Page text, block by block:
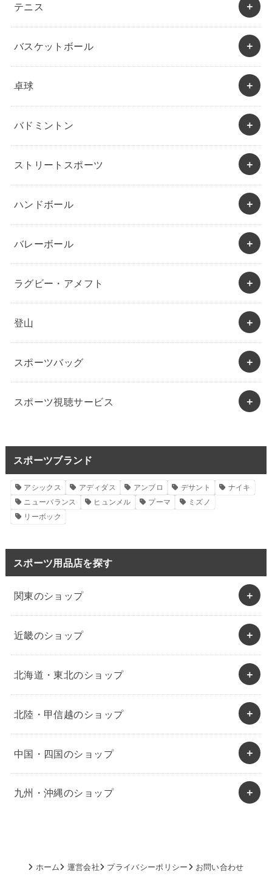
テニス
バスケットボール
卓球
バドミントン
ストリートスポーツ
ハンドボール
バレーボール
ラグビー・アメフト
登山
スポーツバッグ
スポーツ視聴サービス
スポーツブランド
アシックス アディダス アンブロ デサント
ナイキ
ニューバランス
ヒュンメル プーマ
ミズノ
リーボック
スポーツ用品店を探す
関東のショップ
近畿のショップ
北海道・東北のショップ
北陸・甲信越のショップ
中国・四国のショップ
九州・沖縄のショップ
ホーム 運営会社 プライバシーポリシー お問い合わせ